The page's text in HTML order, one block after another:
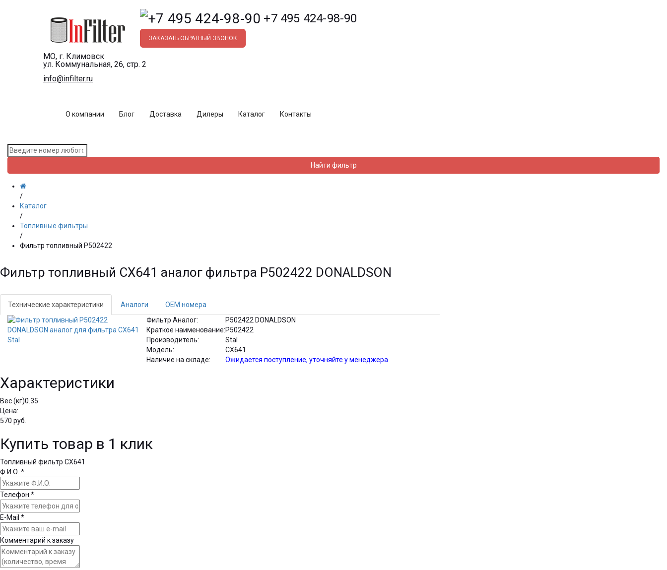
+7 495 424-98-90
ЗАКАЗАТЬ ОБРАТНЫЙ ЗВОНОК
МО, г. Климовск
ул. Коммунальная, 26, стр. 2
info@infilter.ru
О компании Блог Доставка Дилеры Каталог Контакты
Найти фильтр
/
Каталог
/
Топливные фильтры
/
Фильтр топливный P502422
Фильтр топливный CX641 аналог фильтра P502422 DONALDSON
Технические характеристики Аналоги
OEM номера
Фильтр Аналог:
P502422 DONALDSON
Краткое наименование:P502422
Производитель:
Stal
Модель:
CX641
Наличие на складе:
Ожидается поступление, уточняйте у менеджера
Характеристики
Вес (кг)0.35
Цена:
570 руб.
Купить товар в 1 клик
Топливный фильтр CX641
Ф.И.О. *
Телефон *
E-Mail *
Комментарий к заказу